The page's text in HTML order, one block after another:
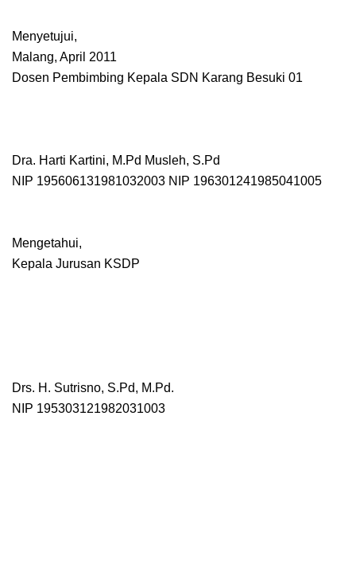
Menyetujui,
Malang, April 2011
Dosen Pembimbing Kepala SDN Karang Besuki 01
Dra. Harti Kartini, M.Pd Musleh, S.Pd
NIP 195606131981032003 NIP 196301241985041005
Mengetahui,
Kepala Jurusan KSDP
Drs. H. Sutrisno, S.Pd, M.Pd.
NIP 195303121982031003